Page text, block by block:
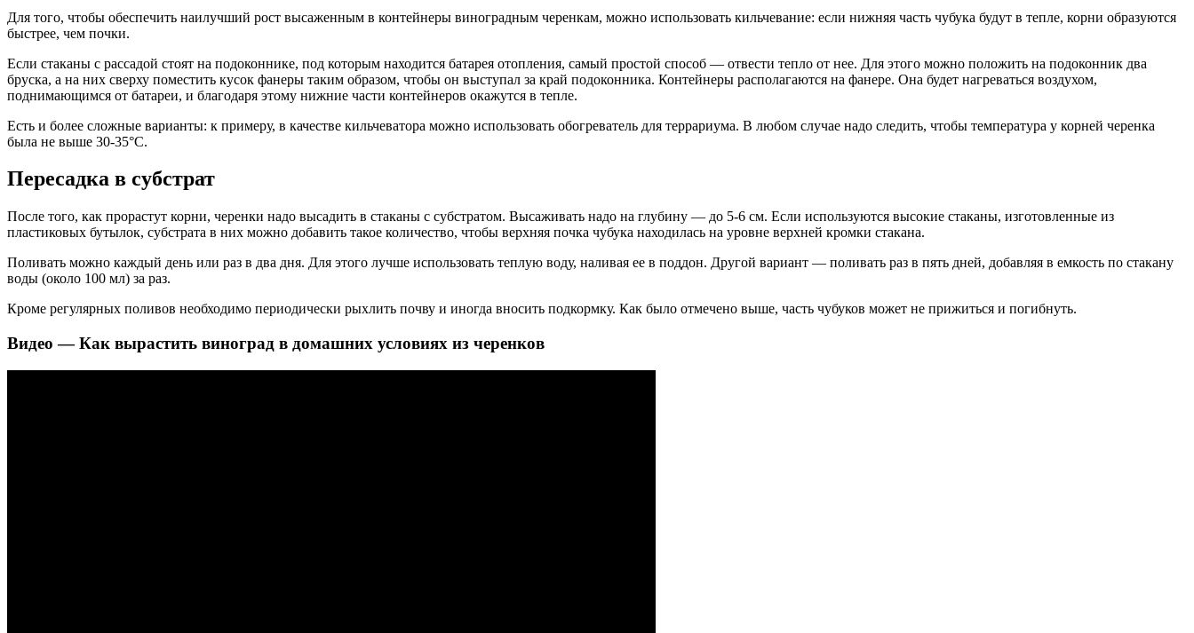
Для того, чтобы обеспечить наилучший рост высаженным в контейнеры виноградным черенкам, можно использовать кильчевание: если нижняя часть чубука будут в тепле, корни образуются
быстрее, чем почки.
Если стаканы с рассадой стоят на подоконнике, под которым находится батарея отопления, самый простой способ — отвести тепло от нее. Для этого можно положить на подоконник два
бруска, а на них сверху поместить кусок фанеры таким образом, чтобы он выступал за край подоконника. Контейнеры располагаются на фанере. Она будет нагреваться воздухом,
поднимающимся от батареи, и благодаря этому нижние части контейнеров окажутся в тепле.
Есть и более сложные варианты: к примеру, в качестве кильчеватора можно использовать обогреватель для террариума. В любом случае надо следить, чтобы температура у корней черенка
была не выше 30-35°C.
Пересадка в субстрат
После того, как прорастут корни, черенки надо высадить в стаканы с субстратом. Высаживать надо на глубину — до 5-6 см. Если используются высокие стаканы, изготовленные из
пластиковых бутылок, субстрата в них можно добавить такое количество, чтобы верхняя почка чубука находилась на уровне верхней кромки стакана.
Поливать можно каждый день или раз в два дня. Для этого лучше использовать теплую воду, наливая ее в поддон. Другой вариант — поливать раз в пять дней, добавляя в емкость по стакану
воды (около 100 мл) за раз.
Кроме регулярных поливов необходимо периодически рыхлить почву и иногда вносить подкормку. Как было отмечено выше, часть чубуков может не прижиться и погибнуть.
Видео — Как вырастить виноград в домашних условиях из черенков